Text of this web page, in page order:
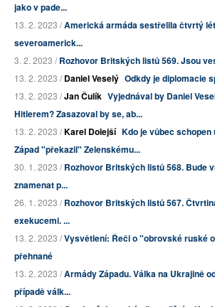
jako v pade...
13. 2. 2023 /Americká armáda sestřelila čtvrtý
severoamerick...
3. 2. 2023 /Rozhovor Britských listů 569. Jsou
13. 2. 2023 /Daniel Veselý Odkdy je diplomacie
13. 2. 2023 /Jan Čulík Vyjednával by Daniel
Hitlerem? Zasazoval by se, ab...
13. 2. 2023 /Karel Dolejší Kdo je vůbec
Západ "překazil" Zelenskému...
30. 1. 2023 /Rozhovor Britských listů 568. Bude
znamenat p...
26. 1. 2023 /Rozhovor Britských listů 567.
exekucemi. ...
13. 2. 2023 /Vysvětlení: Řeči o "obrovské ruské
přehnané
13. 2. 2023 /Armády Západu. Válka na Ukrajině
případě válk...